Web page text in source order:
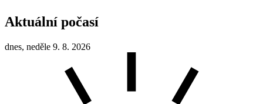
Aktuální počasí
dnes, neděle 9. 8. 2026